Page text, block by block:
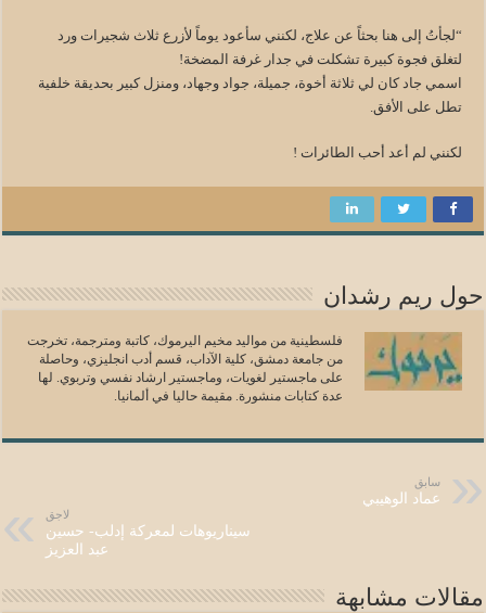
“لجأتُ إلى هنا بحثاً عن علاج، لكنني سأعود يوماً لأزرع ثلاث شجيرات ورد
لتغلق فجوة كبيرة تشكلت في جدار غرفة المضخة!
اسمي جاد كان لي ثلاثة أخوة، جميلة، جواد وجهاد، ومنزل كبير بحديقة خلفية
تطل على الأفق.
لكنني لم أعد أحب الطائرات !
حول ريم رشدان
فلسطينية من مواليد مخيم اليرموك، كاتبة ومترجمة، تخرجت
من جامعة دمشق، كلية الآداب، قسم أدب انجليزي، وحاصلة
على ماجستير لغويات، وماجستير ارشاد نفسي وتربوي. لها
عدة كتابات منشورة. مقيمة حاليا في ألمانيا.
سابق
عماد الوهيبي
لاجق
سيناريوهات لمعركة إدلب- حسين
عبد العزيز
مقالات مشابهة